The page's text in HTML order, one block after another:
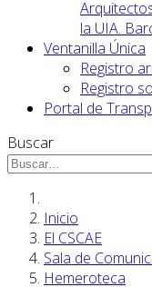
la UIA.
Ventanilla Única
Registro
Registro
Portal de
Buscar
Inicio
El CSCAE
Sala de
Hemeroteca